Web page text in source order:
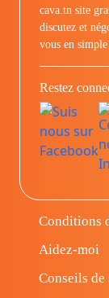
cava.tn site
discutez et
vous en
Restez
Conditions
Aidez-moi
Conseils de